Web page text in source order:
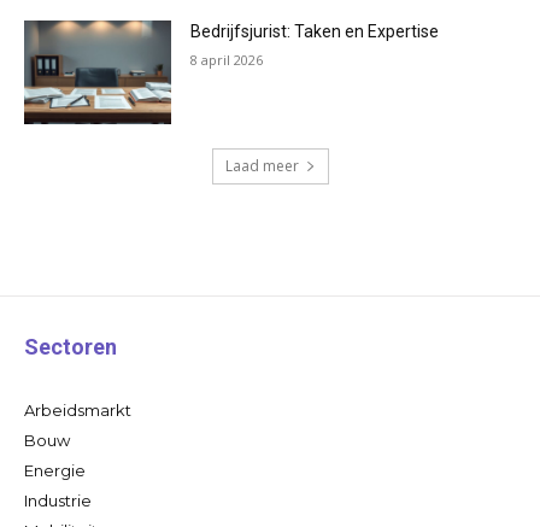
Bedrijfsjurist: Taken en Expertise
8 april 2026
Laad meer
Sectoren
Arbeidsmarkt
Bouw
Energie
Industrie